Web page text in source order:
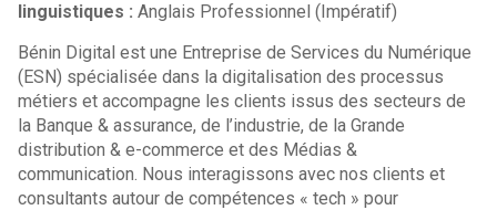
linguistiques : Anglais Professionnel (Impératif)
Bénin Digital est une Entreprise de Services du Numérique
(ESN) spécialisée dans la digitalisation des processus
métiers et accompagne les clients issus des secteurs de
la Banque & assurance, de l’industrie, de la Grande
distribution & e-commerce et des Médias &
communication. Nous interagissons avec nos clients et
consultants autour de compétences « tech » pour